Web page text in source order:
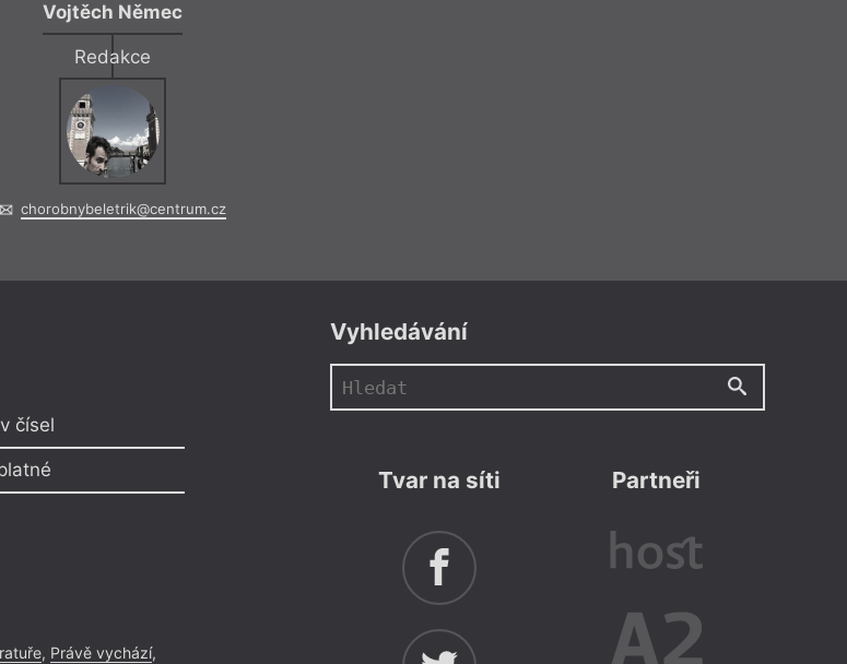
Vojtěch Němec
Redakce
chorobnybeletrik@centrum.cz
čísel
, Právě vychází,
Vyhledávání
Tvar na síti Partneři